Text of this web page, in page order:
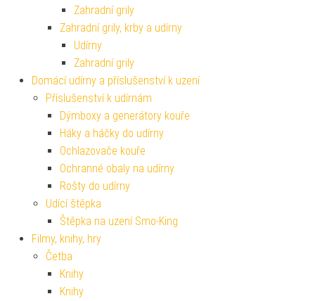
Zahradní grily
Zahradní grily, krby a udírny
Udírny
Zahradní grily
Domácí udírny a příslušenství k uzení
Příslušenství k udírnám
Dýmboxy a generátory kouře
Háky a háčky do udírny
Ochlazovače kouře
Ochranné obaly na udírny
Rošty do udírny
Udící štěpka
Štěpka na uzení Smo-King
Filmy, knihy, hry
Četba
Knihy
Knihy